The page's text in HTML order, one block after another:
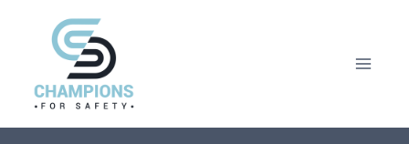
contenido